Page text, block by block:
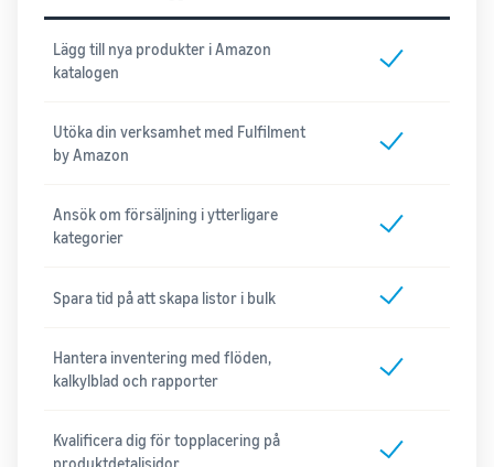
Lägg till nya produkter i Amazon
katalogen
Utöka din verksamhet med Fulfilment
by Amazon
Ansök om försäljning i ytterligare
kategorier
Spara tid på att skapa listor i bulk
Hantera inventering med flöden,
kalkylblad och rapporter
Kvalificera dig för topplacering på